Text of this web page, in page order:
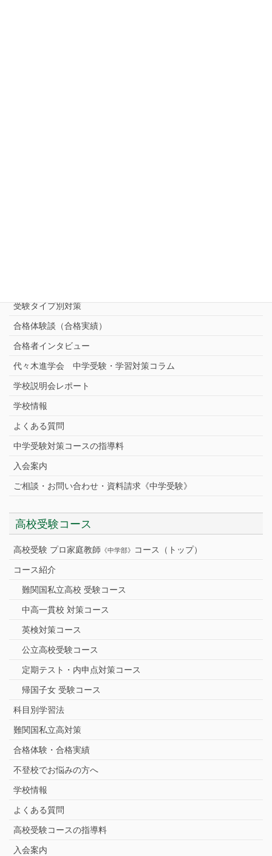
受験タイプ別対策
合格体験談（合格実績）
合格者インタビュー
代々木進学会 中学受験・学習対策コラム
学校説明会レポート
学校情報
よくある質問
中学受験対策コースの指導料
入会案内
ご相談・お問い合わせ・資料請求《中学受験》
高校受験コース
高校受験 プロ家庭教師 《中学部》 コース（トップ）
コース紹介
難関国私立高校 受験コース
中高一貫校 対策コース
英検対策コース
公立高校受験コース
定期テスト・内申点対策コース
帰国子女 受験コース
科目別学習法
難関国私立高対策
合格体験・合格実績
不登校でお悩みの方へ
学校情報
よくある質問
高校受験コースの指導料
入会案内